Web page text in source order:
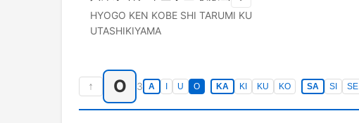
HYOGO KEN KOBE SHI TARUMI KU
UTASHIKIYAMA
↑ O 3 A U O KA KI KU KO SA SI SE